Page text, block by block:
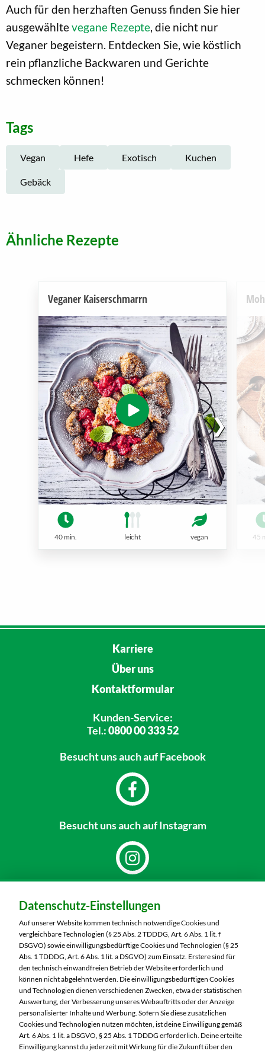
Auch für den herzhaften Genuss finden Sie hier
ausgewähltevegane Rezepte, die nicht nur
Veganer begeistern. Entdecken Sie, wie köstlich
rein pflanzliche Backwaren und Gerichte
schmecken können!
Tags
Vegan Hefe Exotisch Kuchen
Gebäck
Ähnliche Rezepte
Veganer Kaiserschmarrn
40 min. leicht vegan 45
Karriere
Über uns
Kontaktformular
Kunden-Service:
Tel.:0800 00 333 52
Besucht unsauch auf Facebook
Besucht unsauch auf Instagram
MARKTKAUF Görlitz
Nieskyer Straße 100
02828 Görlitz
Telefon:03581 3670
Markt ändern
Öffnungszeiten diese Woche:
Mo:
07:00 – 20:00 Uhr
Di:
07:00 – 20:00 Uhr
Datenschutz-Einstellungen
Auf unserer Website kommen technisch notwendige Cookies und
vergleichbare Technologien (§ 25 Abs. 2 TDDDG, Art. 6 Abs. 1 lit. f
DSGVO) sowie einwilligungsbedürftige Cookies und Technologien (§ 25
Abs. 1 TDDDG, Art. 6 Abs. 1 lit. a DSGVO) zum Einsatz. Erstere sind für
den technisch einwandfreien Betrieb der Website erforderlich und
können nicht abgelehnt werden. Die einwilligungsbedürftigen Cookies
und Technologien dienen verschiedenen Zwecken, etwa der statistischen
Auswertung, der Verbesserung unseres Webauftritts oder der Anzeige
personalisierter Inhalte und Werbung. Sofern Sie diese zusätzlichen
Cookies und Technologien nutzen möchten, ist deine Einwilligung gemäß
Art. 6 Abs. 1 lit. a DSGVO, § 25 Abs. 1 TDDDG erforderlich. Deine erteilte
Einwilligung kannst du jederzeit mit Wirkung für die Zukunft über den